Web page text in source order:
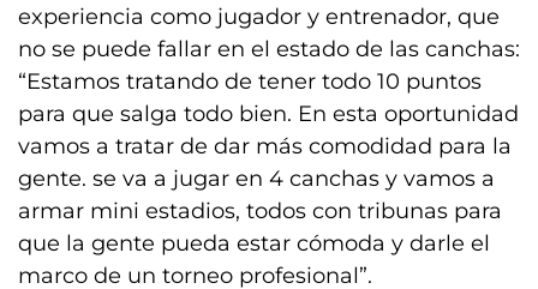
experiencia como jugador y entrenador, que
no se puede fallar en el estado de las canchas:
“Estamos tratando de tener todo 10 puntos
para que salga todo bien. En esta oportunidad
vamos a tratar de dar más comodidad para la
gente. se va a jugar en 4 canchas y vamos a
armar mini estadios, todos con tribunas para
que la gente pueda estar cómoda y darle el
marco de un torneo profesional”.